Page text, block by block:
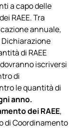
a capo delle
RAEE. Tra
annuale,
Dichiarazione
di RAEE
iscriversi
di
le quantità di
anno.
dei RAEE,
di Coordinamento